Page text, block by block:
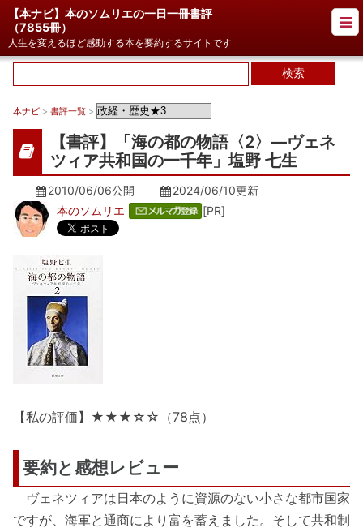
【本ナビ】本のソムリエの一日一冊書評
（7855冊）
人生を変えるほど感動する本を要約するサイトです
本ナビ > 書評一覧 >
【書評】「海の都の物語〈2〉―ヴェネ
ツィア共和国の一千年」塩野 七生
2010/06/06公開 2024/06/10更新
本のソムリエ
[PR]
【私の評価】★★★☆☆（78点）
要約と感想レビュー
ヴェネツィアは日本のように資源のない小さな都市国家
ですが、海軍と通商により富を蓄えました。そして共和制